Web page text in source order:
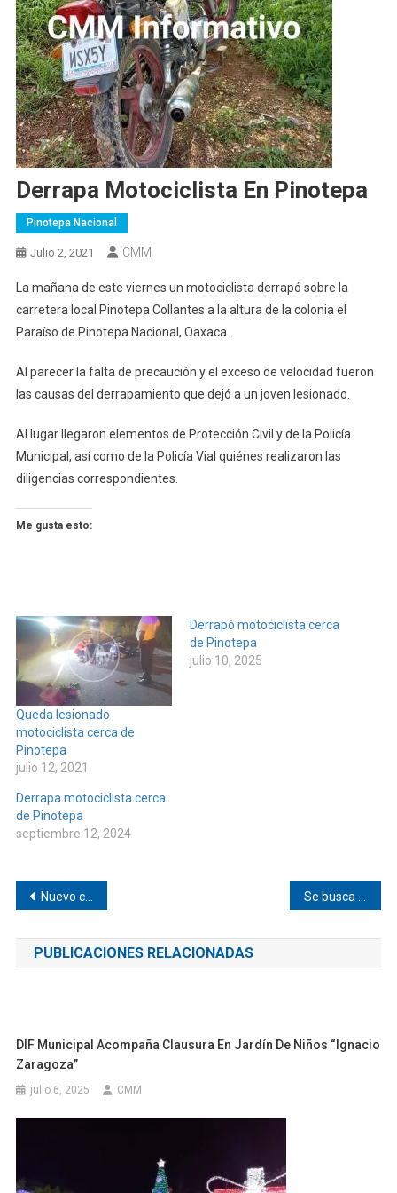
Derrapa Motociclista En Pinotepa
Pinotepa Nacional
Julio 2, 2021 CMM
La mañana de este viernes un motociclista derrapó sobre la
carretera local Pinotepa Collantes a la altura de la colonia el
Paraíso de Pinotepa Nacional, Oaxaca.
Al parecer la falta de precaución y el exceso de velocidad fueron
las causas del derrapamiento que dejó a un joven lesionado.
Al lugar llegaron elementos de Protección Civil y de la Policía
Municipal, así como de la Policía Vial quiénes realizaron las
diligencias correspondientes.
Me gusta esto:
Queda lesionado
motociclista cerca de
Pinotepa
julio 12, 2021
Derrapó motociclista cerca
de Pinotepa
julio 10, 2025
Derrapa motociclista cerca
de Pinotepa
septiembre 12, 2024
Navegación
de
entradas
Nuevo caso de COVID-19 en Chayuco
PUBLICACIONES RELACIONADAS
DIF Municipal Acompaña Clausura En Jardín De Niños “Ignacio
Zaragoza”
julio 6, 2025 CMM